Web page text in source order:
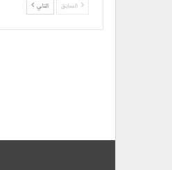
السابق التالي